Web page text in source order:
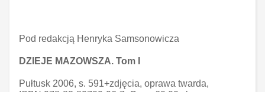
Pod redakcją Henryka Samsonowicza
DZIEJE MAZOWSZA. Tom I
Pułtusk 2006, s. 591+zdjęcia, oprawa twarda,